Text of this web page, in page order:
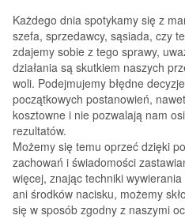
Każdego dnia spotykamy się z
szefa, sprzedawcy, sąsiada, czy
zdajemy sobie z tego sprawy,
działania są skutkiem naszych
woli. Podejmujemy błędne
początkowych postanowień,
kosztowne i nie pozwalają nam
rezultatów.
Możemy się temu oprzeć dzięki
zachowań i świadomości
więcej, znając techniki wywierania
ani środków nacisku, możemy
się w sposób zgodny z naszymi